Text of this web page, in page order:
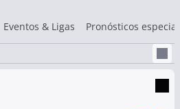
Eventos & Ligas Pronósticos